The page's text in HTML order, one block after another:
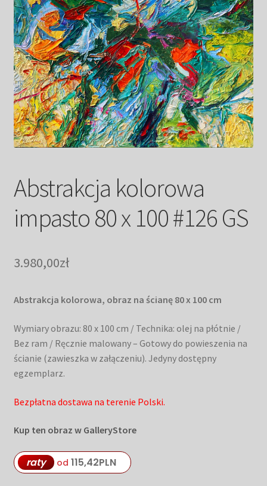
Kwiaty
Pejzaż
Obrazy abstrakcyjne
Tarot
Wabi sabi
menu
Abstrakcja kolorowa
impasto 80 x 100 #126 GS
3.980,00zł
Abstrakcja kolorowa, obraz na ścianę 80 x 100 cm
Wymiary obrazu: 80 x 100 cm / Technika: olej na płótnie /
Bez ram / Ręcznie malowany – Gotowy do powieszenia na
ścianie (zawieszka w załączeniu). Jedyny dostępny
egzemplarz.
Bezpłatna dostawa na terenie Polski.
Kup ten obraz w GalleryStore
raty od 115,42PLN